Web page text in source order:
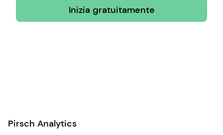
Inizia gratuitamente
Pirsch Analytics